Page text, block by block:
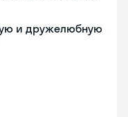
и дружелюбную